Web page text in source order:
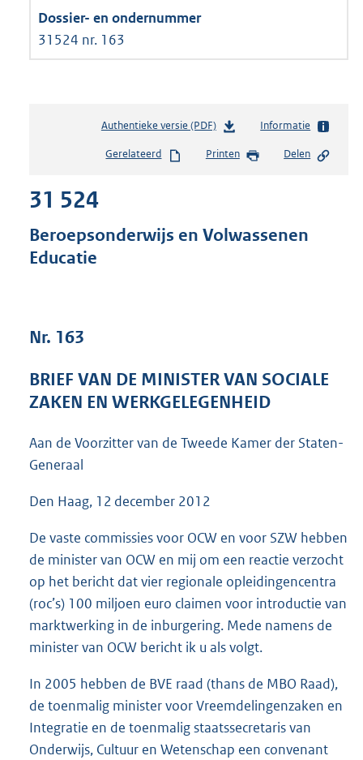
31524 nr. 163
Authentieke versie (PDF)b
s
s
:
3
b
Informatie
Gerelateerd Printen Delen
31 524
Beroepsonderwijs en Volwassenen
Educatie
Nr. 163
BRIEF VAN DE MINISTER VAN SOCIALE
ZAKEN EN WERKGELEGENHEID
Aan de Voorzitter van de Tweede Kamer der Staten-
Generaal
Den Haag, 12 december 2012
De vaste commissies voor OCW en voor SZW hebben
de minister van OCW en mij om een reactie verzocht
op het bericht dat vier regionale opleidingencentra
(roc’s) 100 miljoen euro claimen voor introductie van
marktwerking in de inburgering. Mede namens de
minister van OCW bericht ik u als volgt.
In 2005 hebben de BVE raad (thans de MBO Raad),
de toenmalig minister voor Vreemdelingenzaken en
Integratie en de toenmalig staatssecretaris van
Onderwijs, Cultuur en Wetenschap een convenant